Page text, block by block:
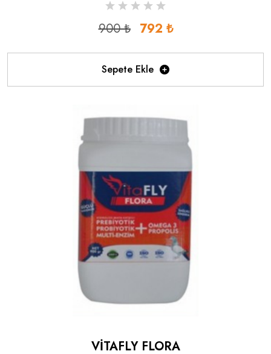
900 ₺ 792 ₺
Sepete Ekle
VİTAFLY FLORA